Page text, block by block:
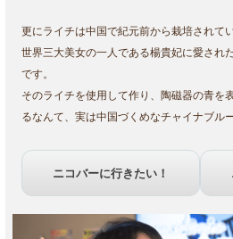
更にライチは中国で紀元前から栽培されて
世界三大美女の一人である楊貴妃に愛され
です。
そのライチを使用して作り、陶磁器の青を
るなんて、実は中国づくめなチャイナブル
ニコバーに行きたい！